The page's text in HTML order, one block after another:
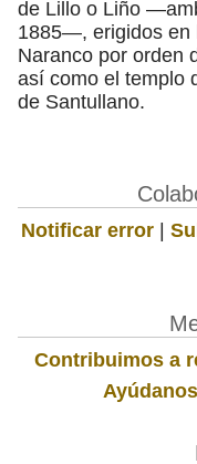
de Lillo o Liño
1885—, erigidos en
Naranco por orden
así como el templo
de Santullano.
Notificar error |
Contribuimos a